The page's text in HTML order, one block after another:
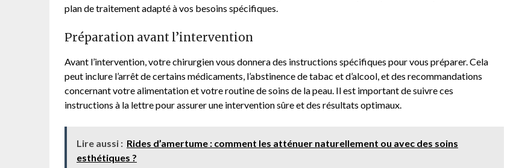
plan de traitement adapté à vos besoins spécifiques.
Préparation avant l’intervention
Avant l’intervention, votre chirurgien vous donnera des instructions spécifiques pour vous préparer. Cela
peut inclure l’arrêt de certains médicaments, l’abstinence de tabac et d’alcool, et des recommandations
concernant votre alimentation et votre routine de soins de la peau. Il est important de suivre ces
instructions à la lettre pour assurer une intervention sûre et des résultats optimaux.
Lire aussi : Rides d’amertume : comment les atténuer naturellement ou avec des soins
esthétiques ?